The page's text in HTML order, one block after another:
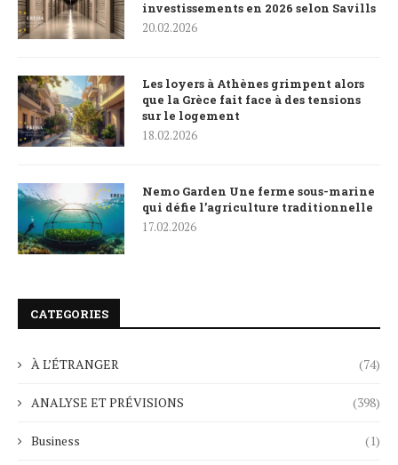
investissements en 2026 selon Savills
20.02.2026
Les loyers à Athènes grimpent alors
que la Grèce fait face à des tensions
sur le logement
18.02.2026
Nemo Garden Une ferme sous-marine
qui défie l’agriculture traditionnelle
17.02.2026
CATEGORIES
À L’ÉTRANGER (74)
ANALYSE ET PRÉVISIONS (398)
Business (1)